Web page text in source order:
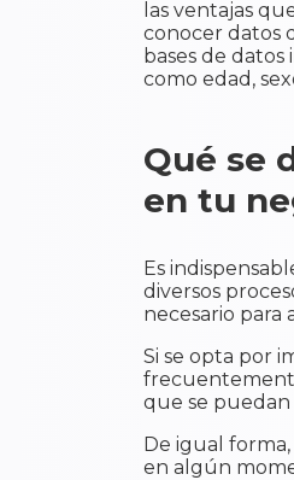
las ventajas
conocer datos
bases de
como edad,
Qué se
en tu
Es
diversos
necesario para
Si se opta por
que se puedan
De igual
en algún